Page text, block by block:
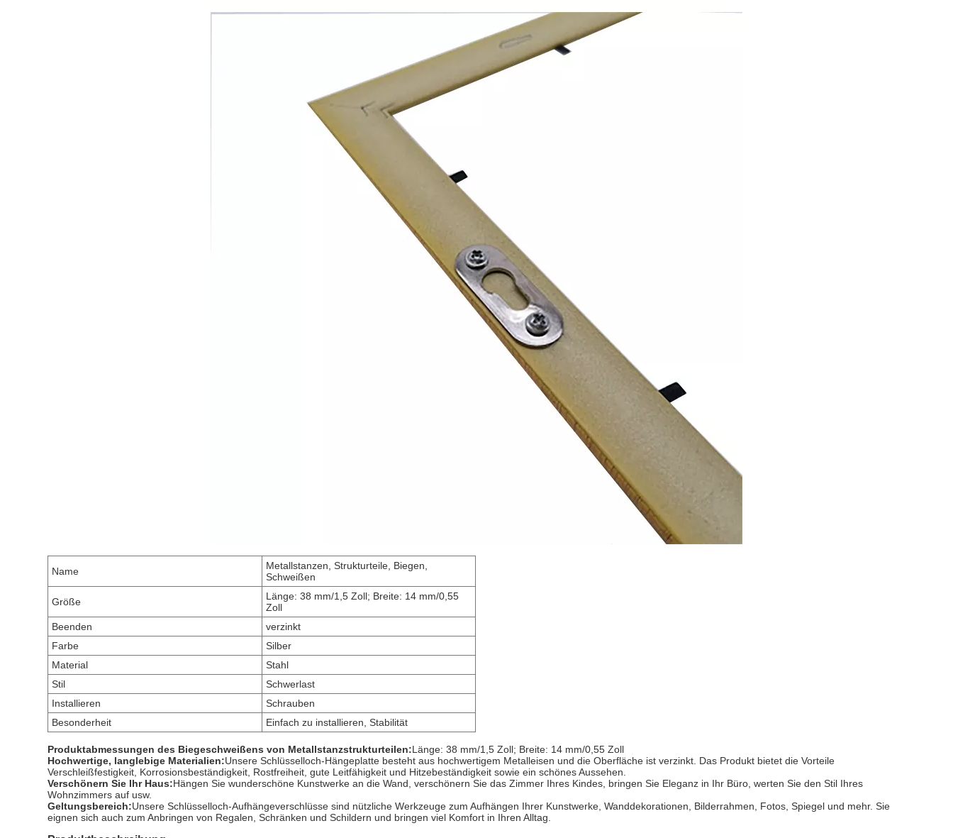
Name
Metallstanzen, Strukturteile, Biegen,
Schweißen
Größe
Länge: 38 mm/1,5 Zoll; Breite: 14 mm/0,55
Zoll
Beenden
verzinkt
Farbe
Silber
Material
Stahl
Stil
Schwerlast
Installieren
Schrauben
Besonderheit
Einfach zu installieren, Stabilität
Produktabmessungen des Biegeschweißens von Metallstanzstrukturteilen:Länge: 38 mm/1,5 Zoll; Breite: 14 mm/0,55 Zoll
Hochwertige, langlebige Materialien:Unsere Schlüsselloch-Hängeplatte besteht aus hochwertigem Metalleisen und die Oberfläche ist verzinkt. Das Produkt bietet die Vorteile
Verschleißfestigkeit, Korrosionsbeständigkeit, Rostfreiheit, gute Leitfähigkeit und Hitzebeständigkeit sowie ein schönes Aussehen.
Verschönern Sie Ihr Haus:Hängen Sie wunderschöne Kunstwerke an die Wand, verschönern Sie das Zimmer Ihres Kindes, bringen Sie Eleganz in Ihr Büro, werten Sie den Stil Ihres
Wohnzimmers auf usw.
Geltungsbereich:Unsere Schlüsselloch-Aufhängeverschlüsse sind nützliche Werkzeuge zum Aufhängen Ihrer Kunstwerke, Wanddekorationen, Bilderrahmen, Fotos, Spiegel und mehr. Sie
eignen sich auch zum Anbringen von Regalen, Schränken und Schildern und bringen viel Komfort in Ihren Alltag.